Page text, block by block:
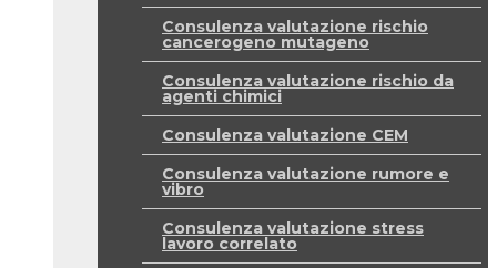
Consulenza valutazione rischio
cancerogeno mutageno
Consulenza valutazione rischio da
agenti chimici
Consulenza valutazione CEM
Consulenza valutazione rumore e
vibro
Consulenza valutazione stress
lavoro correlato